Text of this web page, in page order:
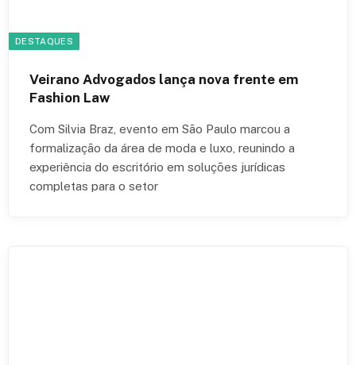
DESTAQUES
Veirano Advogados lança nova frente em
Fashion Law
Com Silvia Braz, evento em São Paulo marcou a
formalização da área de moda e luxo, reunindo a
experiência do escritório em soluções jurídicas
completas para o setor